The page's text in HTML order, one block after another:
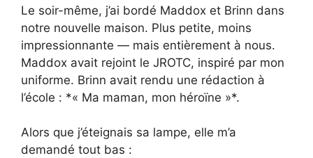
Le soir-même, j’ai bordé Maddox et Brinn dans
notre nouvelle maison. Plus petite, moins
impressionnante — mais entièrement à nous.
Maddox avait rejoint le JROTC, inspiré par mon
uniforme. Brinn avait rendu une rédaction à
l’école : *« Ma maman, mon héroïne »*.
Alors que j’éteignais sa lampe, elle m’a
demandé tout bas :